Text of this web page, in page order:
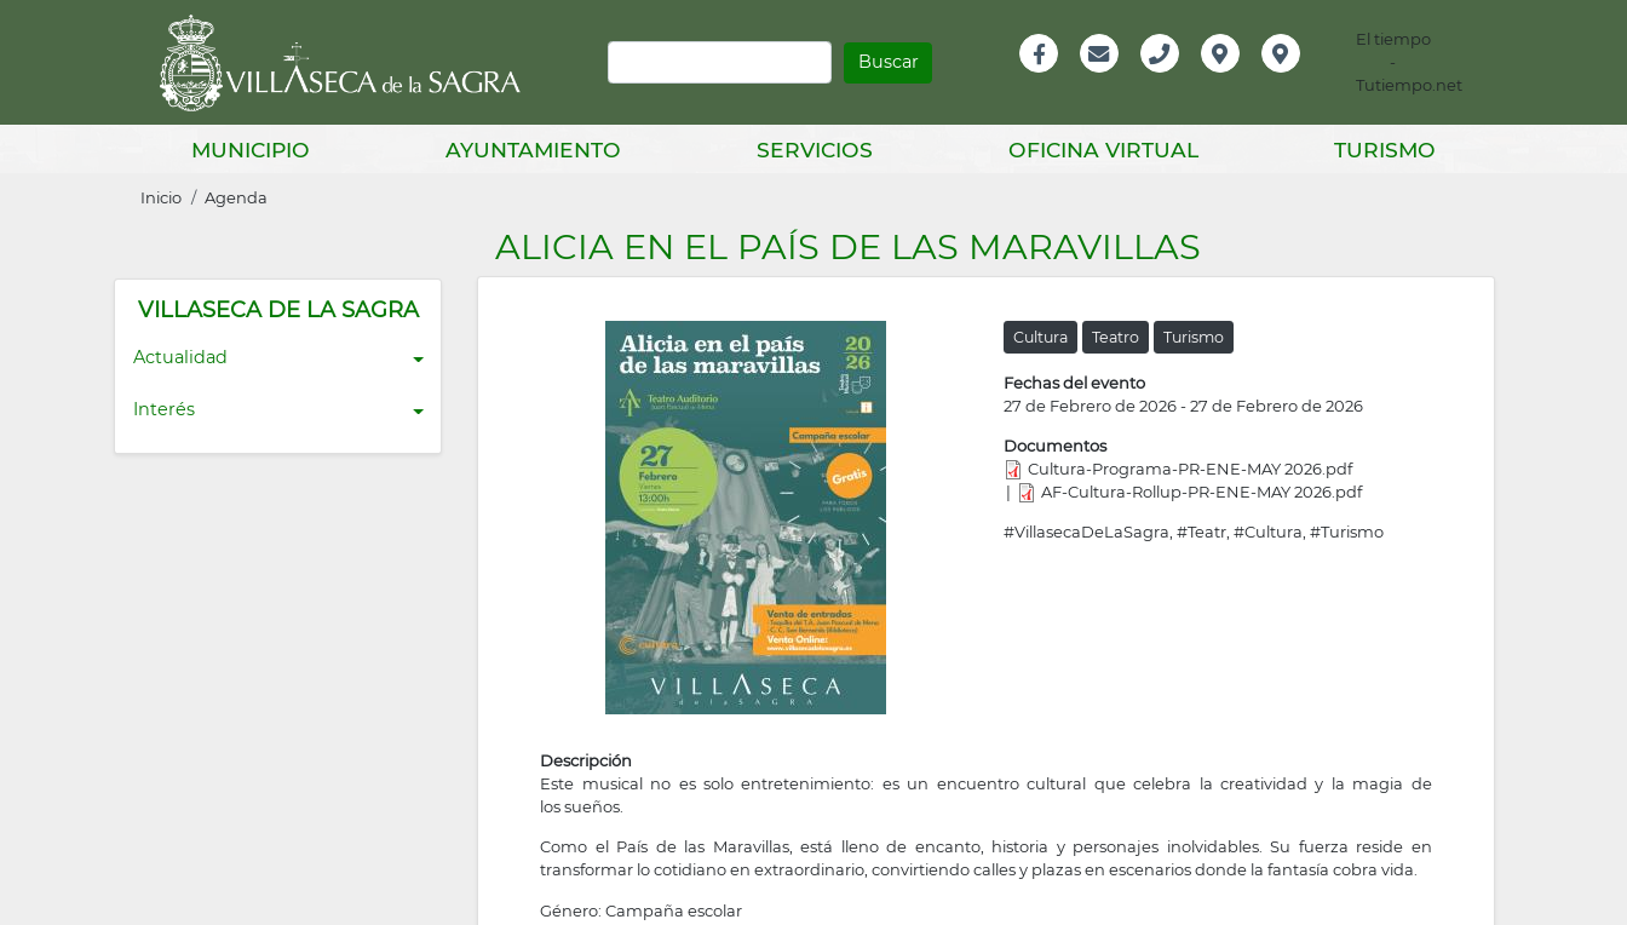
Buscar
Información
El tiempo
-
Tutiempo.net
MUNICIPIO AYUNTAMIENTO SERVICIOS OFICINA VIRTUAL TURISMO
Sobrescribir
de
ayuda
a
la
Inicio Agenda
VILLASECA DE LA SAGRA
Actualidad
Interés
ALICIA EN EL PAÍS DE LAS MARAVILLAS
Cultura Teatro Turismo
Fechas del evento
27 de Febrero de 2026-27 de Febrero de 2026
Documentos
Cultura-Programa-PR-ENE-MAY 2026.pdf
AF-Cultura-Rollup-PR-ENE-MAY 2026.pdf
#VillasecaDeLaSagra, #Teatr, #Cultura, #Turismo
Descripción
Este musical no es solo entretenimiento: es un encuentro cultural que celebra la creatividad y la magia de
los sueños.
Como el País de las Maravillas, está lleno de encanto, historia y personajes inolvidables. Su fuerza reside en
transformar lo cotidiano en extraordinario, convirtiendo calles y plazas en escenarios donde la fantasía cobra vida.
Género: Campaña escolar